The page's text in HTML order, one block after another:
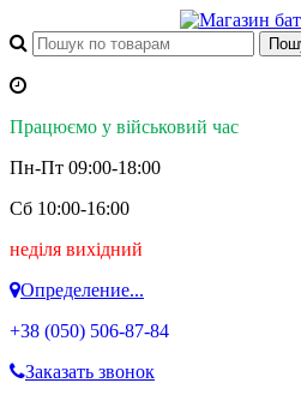
Працюємо у військовий час
Пн-Пт 09:00-18:00
Сб 10:00-16:00
неділя вихідний
Определение...
+38 (050) 506-87-84
Заказать звонок